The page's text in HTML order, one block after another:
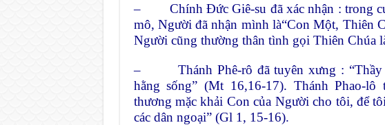
– Chính Đức Giê-su đã xác nhận : trong
mô, Người đã nhận mình là“Con Một, Thiên
Người cũng thường thân tình gọi Thiên Chúa
– Thánh Phê-rô đã tuyên xưng : “Thầy
hằng sống” (Mt 16,16-17). Thánh Phao-
thương mặc khải Con của Người cho tôi, để
các dân ngoại” (Gl 1, 15-16).